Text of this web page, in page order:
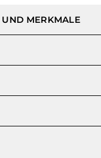
MERKMALE